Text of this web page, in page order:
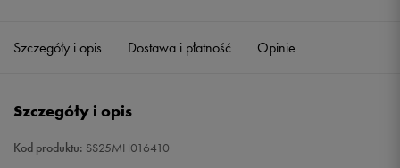
Szczegóły i opis Dostawa i płatność Opinie
Szczegóły i opis
Kod produktu: SS25MH016410